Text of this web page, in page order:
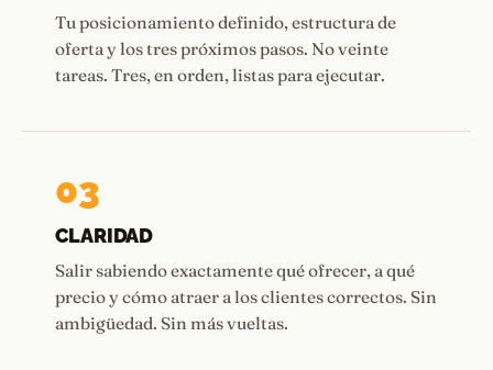
Tu posicionamiento definido, estructura de
oferta y los tres próximos pasos. No veinte
tareas. Tres, en orden, listas para ejecutar.
03
CLARIDAD
Salir sabiendo exactamente qué ofrecer, a qué
precio y cómo atraer a los clientes correctos. Sin
ambigüedad. Sin más vueltas.